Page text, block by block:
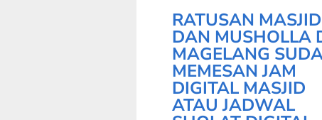
RATUSAN MASJID
DAN MUSHOLLA
MAGELANG
MEMESAN JAM
DIGITAL MASJID
ATAU JADWAL